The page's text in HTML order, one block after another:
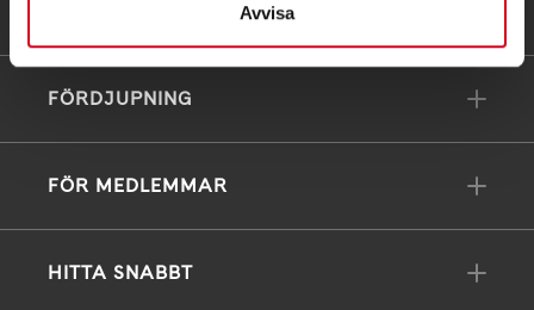
Avvisa
FÖRDJUPNING
FÖR MEDLEMMAR
HITTA SNABBT